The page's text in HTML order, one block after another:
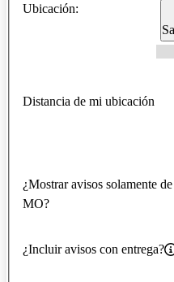
Ubicación:
Distancia de mi ubicación
¿Mostrar avisos solamente de
MO?
¿Incluir avisos con entrega?